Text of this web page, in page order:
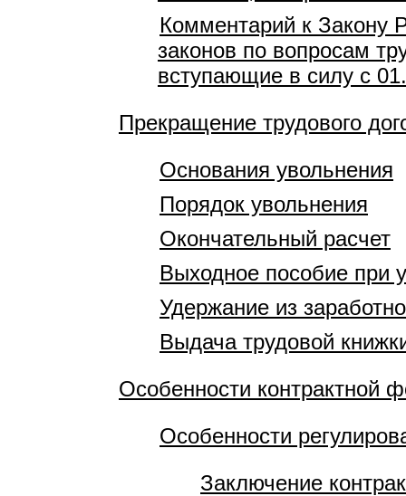
Комментарий к Закону
законов по вопросам
вступающие в силу с
Прекращение трудового
Основания увольнения
Порядок увольнения
Окончательный расчет
Выходное пособие при
Удержание из
Выдача трудовой
Особенности контрактной
Особенности
Заключение